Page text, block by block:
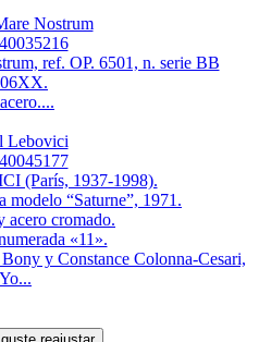
Nostrum
ref. OP. 6501, n. serie BB
Lebovici
(París, 1937-1998).
modelo “Saturne”, 1971.
acero cromado.
«11».
y Constance Colonna-Cesari,
Yo...